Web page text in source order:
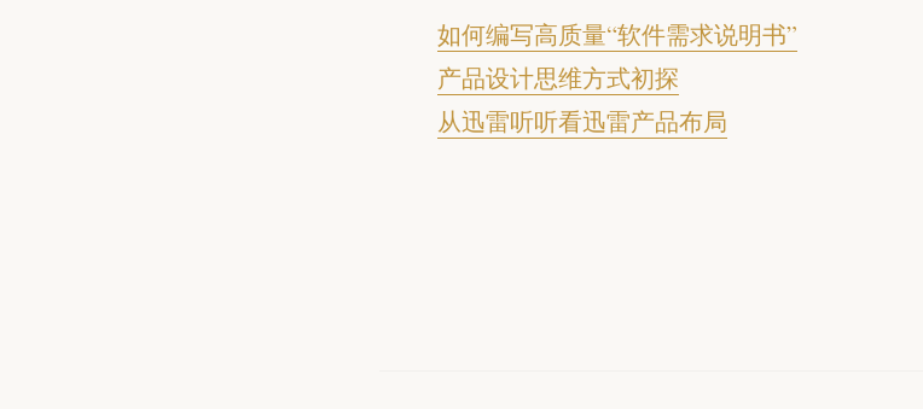
如何编写高质量“软件需求说明书”
产品设计思维方式初探
从迅雷听听看迅雷产品布局